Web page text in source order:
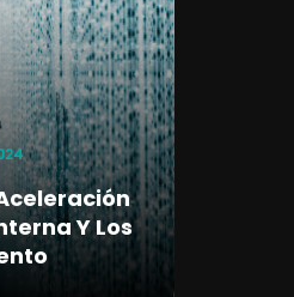
Y Los